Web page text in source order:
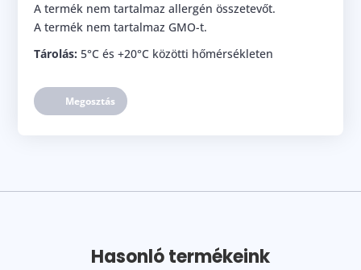
A termék nem tartalmaz allergén összetevőt.
A termék nem tartalmaz GMO-t.
Tárolás: 5°C és +20°C közötti hőmérsékleten
Megosztás
Hasonló termékeink